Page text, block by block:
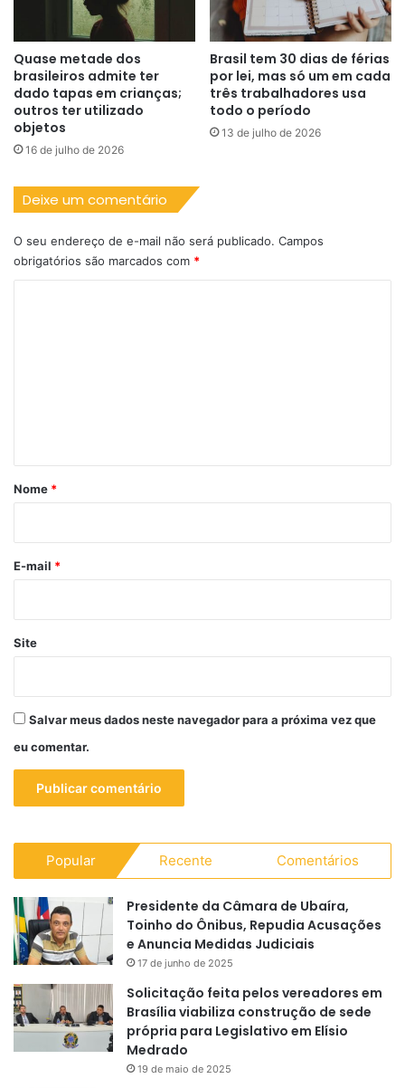
Quase metade dos
brasileiros admite ter
dado tapas em crianças;
outros ter utilizado
objetos
16 de julho de 2026
Brasil tem 30 dias de férias
por lei, mas só um em cada
três trabalhadores usa
todo o período
13 de julho de 2026
Deixe um comentário
O seu endereço de e-mail não será publicado. Campos
obrigatórios são marcados com *
r
*
Nome *
E-mail *
Site
Salvar meus dados neste navegador para a próxima vez que
eu comentar.
Popular Recente Comentários
Presidente da Câmara de Ubaíra,
Toinho do Ônibus, Repudia Acusações
e Anuncia Medidas Judiciais
17 de junho de 2025
Solicitação feita pelos vereadores em
Brasília viabiliza construção de sede
própria para Legislativo em Elísio
Medrado
19 de maio de 2025